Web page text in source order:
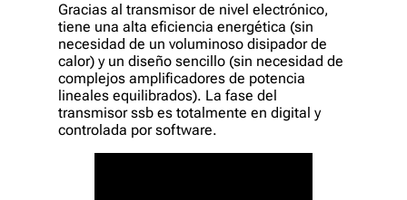
Gracias al transmisor de nivel electrónico,
tiene una alta eficiencia energética (sin
necesidad de un voluminoso disipador de
calor) y un diseño sencillo (sin necesidad de
complejos amplificadores de potencia
lineales equilibrados). La fase del
transmisor ssb es totalmente en digital y
controlada por software.